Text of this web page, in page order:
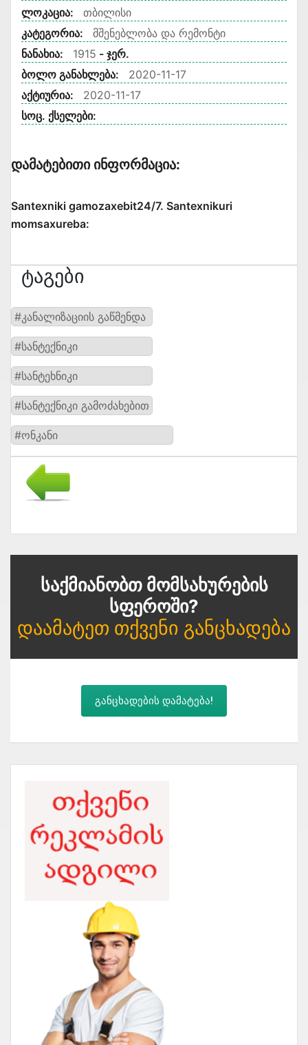
ლოკაცია:
თბილისი
კატეგორია:
მშენებლობა და რემონტი
ნანახია:
1915 - ჯერ.
ბოლო განახლება:
2020-11-17
აქტიურია:
2020-11-17
სოც. ქსელები:
Დამატებითი Ინფორმაცია:
Santexniki gamozaxebit24/7. Santexnikuri
momsaxureba:
Ტაგები
#კანალიზაციის გაწმენდა
#სანტექნიკი
#სანტეხნიკი
#სანტექნიკი გამოძახებით
#ონკანი
Საქმიანობთ Მომსახურების
Სფეროში?
Დაამატეთ Თქვენი Განცხადება
განცხადების დამატება!